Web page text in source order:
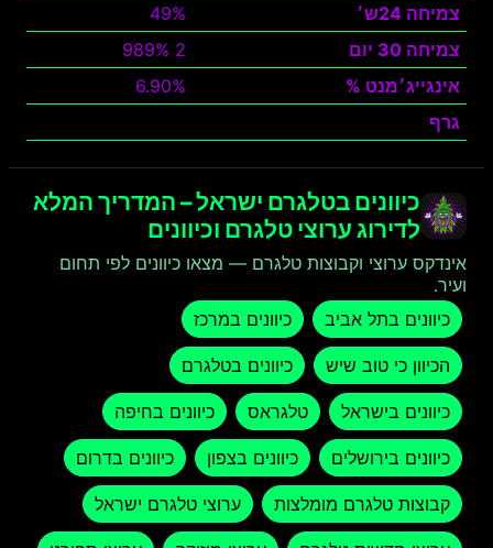
צמיחה 24ש׳
49%
צמיחה 30 יום
2 989%
אינגייג׳מנט %
6.90%
גרף
כיוונים בטלגרם ישראל – המדריך המלא
לדירוג ערוצי טלגרם וכיוונים
אינדקס ערוצי וקבוצות טלגרם — מצאו כיוונים לפי תחום
ועיר.
כיוונים בתל אביב
כיוונים במרכז
הכיוון כי טוב שיש כיוונים בטלגרם
כיוונים בישראל טלגראס כיוונים בחיפה
כיוונים בירושלים כיוונים בצפון כיוונים בדרום
קבוצות טלגרם מומלצות ערוצי טלגרם ישראל